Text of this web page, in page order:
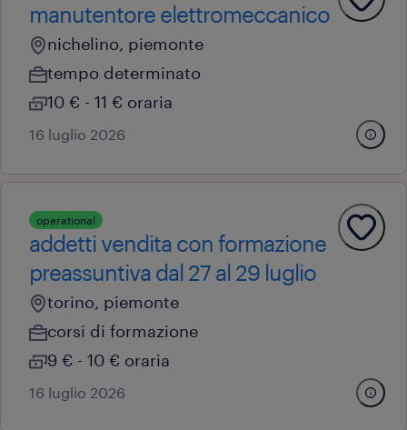
manutentore elettromeccanico
nichelino, piemonte
tempo determinato
10 € - 11 € oraria
16 luglio 2026
operational
addetti vendita con formazione
preassuntiva dal 27 al 29 luglio
torino, piemonte
corsi di formazione
9 € - 10 € oraria
16 luglio 2026